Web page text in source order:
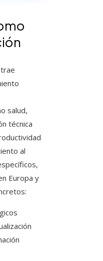
salud,
técnica
al
Europa y